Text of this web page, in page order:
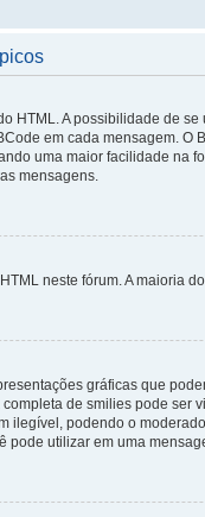
HTML. A possibilidade de
em cada mensagem.
uma maior facilidade na
mensagens.
neste fórum. A maioria
gráficas que
de smilies pode
ilegível, podendo o
pode utilizar em uma